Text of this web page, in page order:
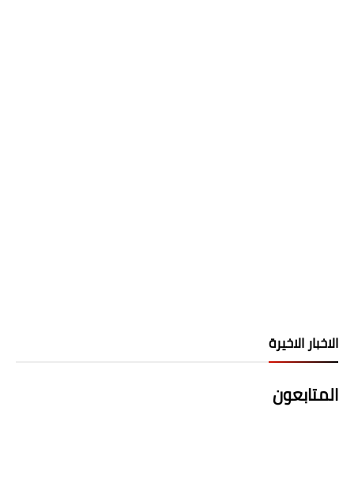
الاخبار الاخيرة
المتابعون